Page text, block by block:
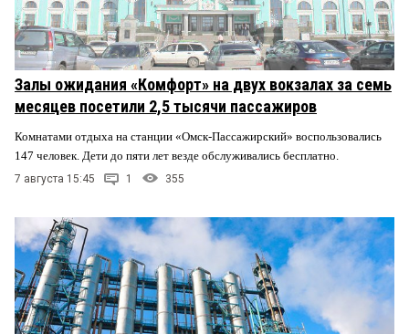
Залы ожидания «Комфорт» на двух вокзалах за семь
месяцев посетили 2,5 тысячи пассажиров
Комнатами отдыха на станции «Омск-Пассажирский» воспользовались
147 человек. Дети до пяти лет везде обслуживались бесплатно.
7 августа 15:45 1 355